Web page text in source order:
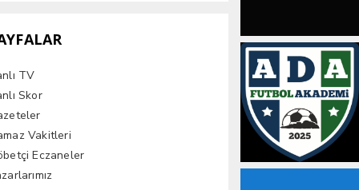
TV
Skor
Vakitleri
Eczaneler